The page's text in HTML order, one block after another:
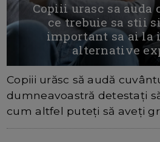
Copiii urasc sa auda
ce trebuie sa stii
important sa ai la
alternative
Copiii urăsc să audă
dumneavoastră detestați
cum altfel puteți să aveți